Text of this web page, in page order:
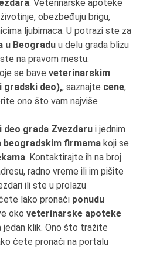
. Veterinarske apoteke
obezbeđuju brigu,
ljubimaca. U potrazi ste za
u Beogradu u delu grada blizu
na pravom mestu.
se bave veterinarskim
gradski deo),, saznajte cene,
ono što vam najviše
deo grada Zvezdaru i jednim
beogradskim firmama koji se
. Kontaktirajte ih na broj
radno vreme ili im pišite
ili ste u prolazu
lako pronaći ponudu
oko veterinarske apoteke
jedan klik. Ono što tražite
ćete pronaći na portalu